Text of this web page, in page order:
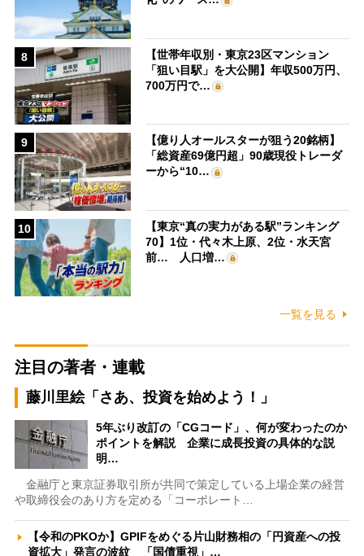
8
【世帯年収別・東京23区マンション
「狙い目駅」を大公開】年収500万円、
700万円で…
9
【億り人オールスターが狙う20銘柄】
「総資産69億円超」90歳現役トレーダ
ーから“10…
10
【東京“真の実力がある駅”ランキング
70】1位・代々木上原、2位・水天宮
前… 人口増…
一覧を見る
注目の著者・連載
藤川里絵「さあ、投資を始めよう！」
5年ぶり改訂の「CGコード」、何が変わったのか
ポイントを解説 企業に成長投資の具体的な説
明…
金融庁と東京証券取引所が共同で策定している上場企業の経営
や取締役会のあり方を定める「コーポレート…
【令和のPKOか】GPIFをめぐる片山財務相の「円資産への投
資拡大」発言の波紋 「国債重視」…